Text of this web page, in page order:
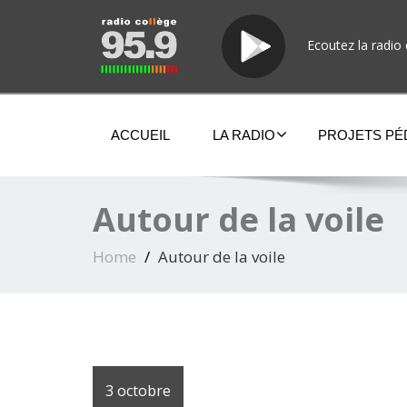
Ecoutez la radio
ACCUEIL LA RADIO PROJETS
Autour de la voile
Home Autour de la voile
3 octobre